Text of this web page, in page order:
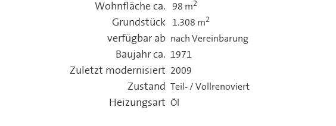
Wohnfläche ca. 98 m2
Grundstück 1.308 m2
verfügbar ab nach Vereinbarung
Baujahr ca. 1971
Zuletzt modernisiert 2009
Zustand Teil- / Vollrenoviert
Heizungsart Öl